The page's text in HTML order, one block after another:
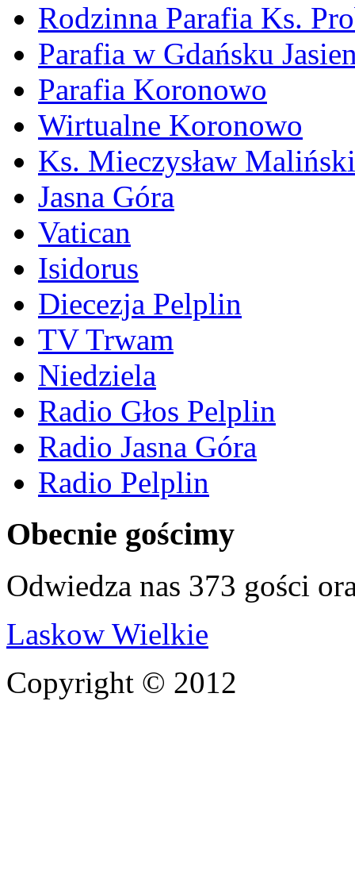
Rodzinna Parafia Ks.
Parafia w Gdańsku
Parafia Koronowo
Wirtualne Koronowo
Ks. Mieczysław Maliński
Jasna Góra
Vatican
Isidorus
Diecezja Pelplin
TV Trwam
Niedziela
Radio Głos Pelplin
Radio Jasna Góra
Radio Pelplin
Obecnie gościmy
Odwiedza nas 373 gości
Laskow Wielkie
Copyright © 2012